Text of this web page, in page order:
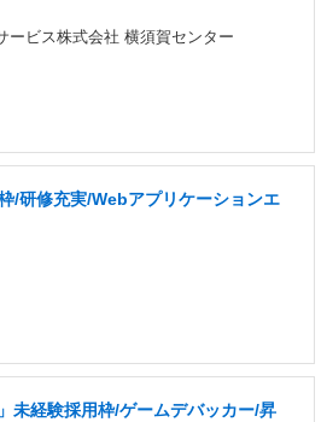
ービス株式会社 横須賀センター
/研修充実/Webアプリケーションエ
未経験採用枠/ゲームデバッカー/昇